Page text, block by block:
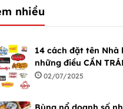
nhiều
14 cách đặt tên
những điều CẦN
02/07/2025